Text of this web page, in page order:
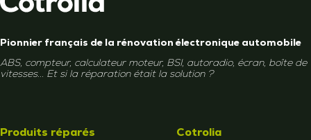
Pionnier français de la rénovation électronique automobile
ABS, compteur, calculateur moteur, BSI, autoradio, écran, boîte de
vitesses... Et si la réparation était la solution ?
Produits réparés Cotrolia